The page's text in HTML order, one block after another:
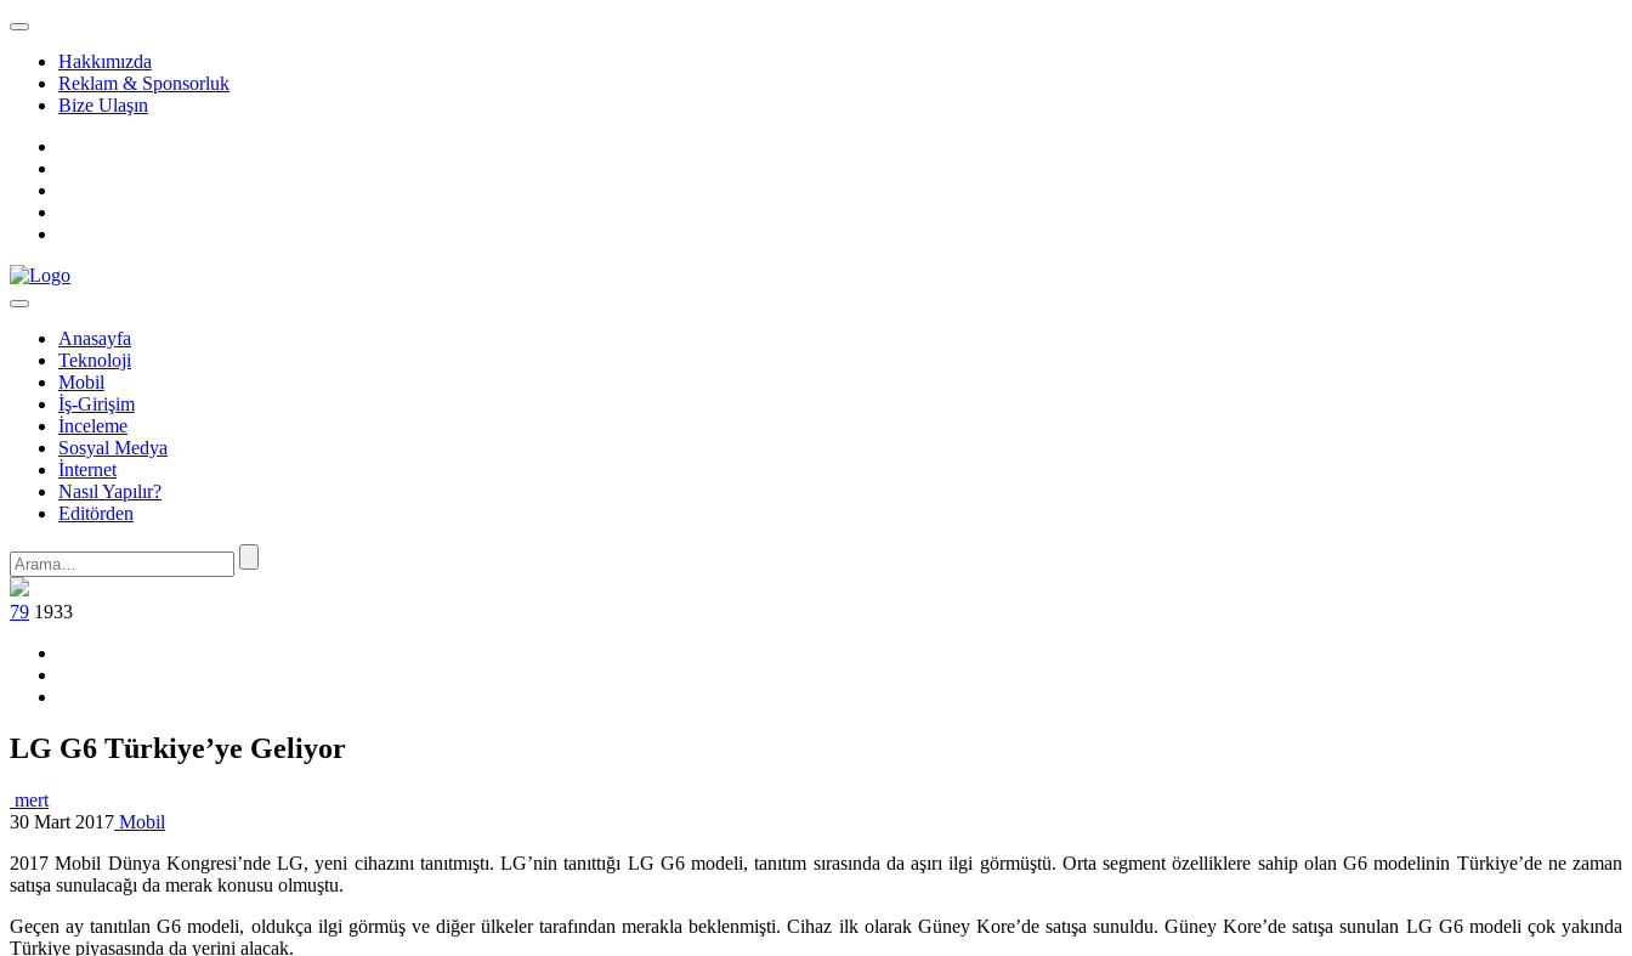
Hakkımızda
Reklam & Sponsorluk
Bize Ulaşın
Anasayfa
Teknoloji
Mobil
İş-Girişim
İnceleme
Sosyal Medya
İnternet
Nasıl Yapılır?
Editörden
79 1933
LG G6 Türkiye’ye Geliyor
mert
30 Mart 2017 Mobil
2017 Mobil Dünya Kongresi’nde LG, yeni cihazını tanıtmıştı. LG’nin tanıttığı LG G6 modeli, tanıtım sırasında da aşırı ilgi görmüştü. Orta segment özelliklere sahip olan G6 modelinin Türkiye’de ne zaman
satışa sunulacağı da merak konusu olmuştu.
Geçen ay tanıtılan G6 modeli, oldukça ilgi görmüş ve diğer ülkeler tarafından merakla beklenmişti. Cihaz ilk olarak Güney Kore’de satışa sunuldu. Güney Kore’de satışa sunulan LG G6 modeli çok yakında
Türkiye piyasasında da yerini alacak.